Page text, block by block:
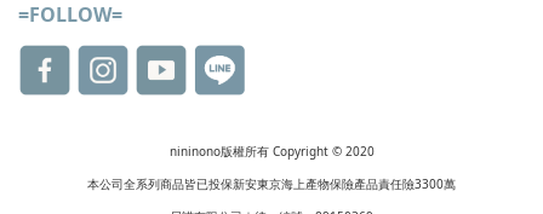
=FOLLOW=
nininono版權所有 Copyright © 2020
本公司全系列商品皆已投保新安東京海上產物保險產品責任險3300萬